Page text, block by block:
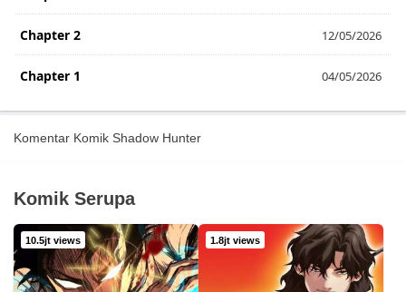
Chapter 2 12/05/2026
Chapter 1 04/05/2026
Komentar Komik Shadow Hunter
Komik Serupa
10.5jt views 1.8jt views